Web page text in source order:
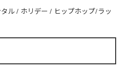
ル / ホリデー / ヒップホップ/ラッ